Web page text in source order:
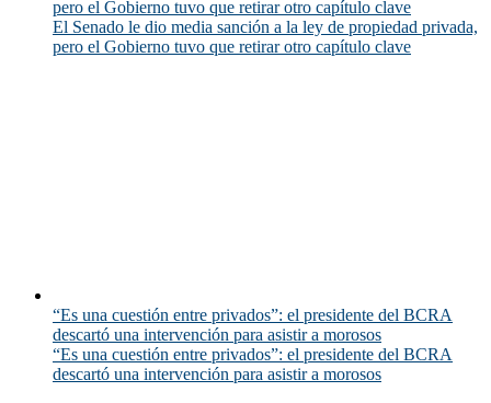
pero el Gobierno tuvo que retirar otro capítulo clave
El Senado le dio media sanción a la ley de propiedad privada,
pero el Gobierno tuvo que retirar otro capítulo clave
“Es una cuestión entre privados”: el presidente del BCRA
descartó una intervención para asistir a morosos
“Es una cuestión entre privados”: el presidente del BCRA
descartó una intervención para asistir a morosos